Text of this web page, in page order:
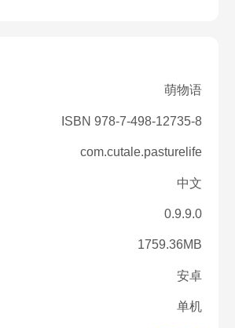
萌物语
ISBN 978-7-498-12735-8
com.cutale.pasturelife
中文
0.9.9.0
1759.36MB
安卓
单机